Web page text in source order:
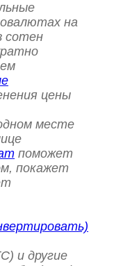
на
сотен
цены
месте
поможет
покажет
и другие